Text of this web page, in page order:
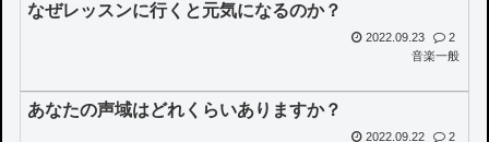
なぜレッスンに行くと元気になるのか？
2022.09.23
2
音楽一般
あなたの声域はどれくらいありますか？
2022.09.22
2